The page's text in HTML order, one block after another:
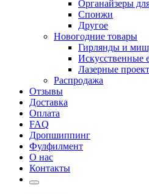
Органайзеры
Спонжи
Другое
Новогодние товары
Гирлянды и
Искусственные
Лазерные
Распродажа
Отзывы
Доставка
Оплата
FAQ
Дропшиппинг
Фулфилмент
О нас
Контакты